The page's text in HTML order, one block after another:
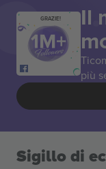
GRAZIE! Il
più
Sigillo di